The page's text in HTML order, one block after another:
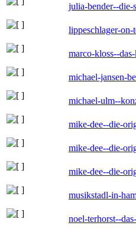
julia-bender--die-
lippeschlager-
marco-kloss--
michael-jansen-
michael-ulm--
mike-dee--die-
mike-dee--die-
mike-dee--die-
musikstadl-in-
noel-terhorst--